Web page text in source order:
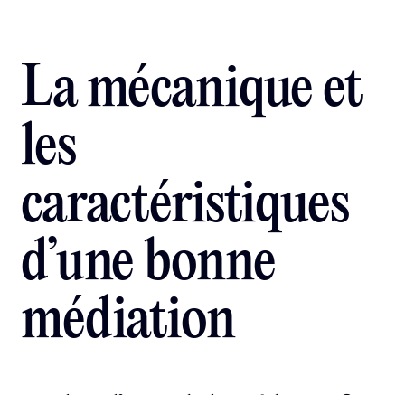
La mécanique et
les
caractéristiques
d’une bonne
médiation